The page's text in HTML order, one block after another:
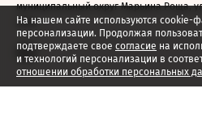
На нашем сайте используются cookie-
персонализации. Продолжая
подтверждаете свое согласие на
и технологий персонализации в
отношении обработки персональных
муниципальный округ Марьина Роща,
2026